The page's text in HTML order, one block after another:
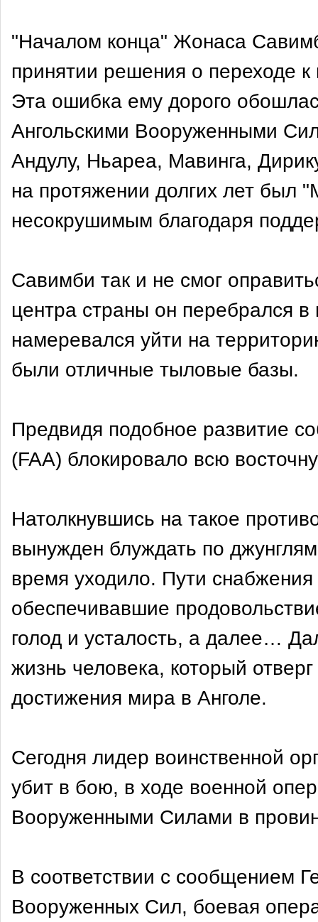
"Началом конца" Жонаса
принятии решения о переходе
Эта ошибка ему дорого
Ангольскими Вооруженными
Андулу, Ньареа, Мавинга,
на протяжении долгих лет был
несокрушимым благодаря
Савимби так и не смог
центра страны он перебрался
намеревался уйти на
были отличные тыловые базы.
Предвидя подобное развитие
(FAA) блокировало всю
Натолкнувшись на такое
вынужден блуждать по
время уходило. Пути
обеспечивавшие
голод и усталость, а далее…
жизнь человека, который
достижения мира в Анголе.
Сегодня лидер воинственной
убит в бою, в ходе военной
Вооруженными Силами в
В соответствии с сообщением
Вооруженных Сил, боевая